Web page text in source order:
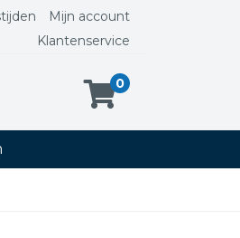
Mijn account
Klantenservice
0